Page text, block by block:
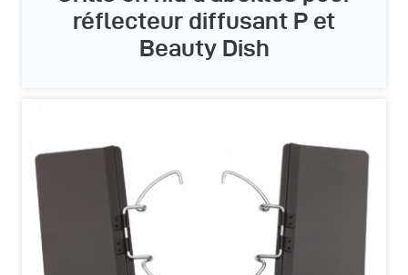
réflecteur diffusant P et
Beauty Dish